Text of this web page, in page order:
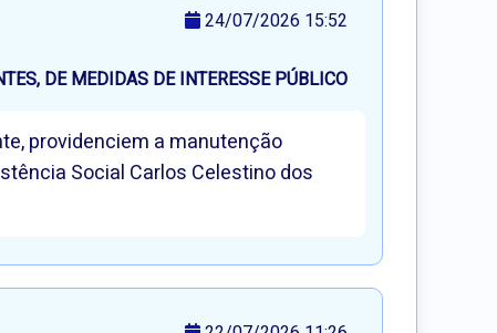
24/07/2026 15:52
DE MEDIDAS DE INTERESSE PÚBLICO
providenciem a manutenção
Social Carlos Celestino dos